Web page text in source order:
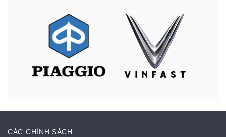
CÁC CHÍNH SÁCH